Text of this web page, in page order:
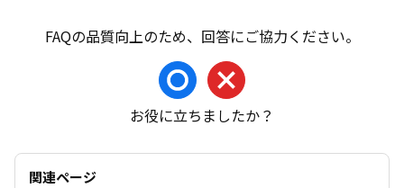
お役に立ちましたか？
関連ページ